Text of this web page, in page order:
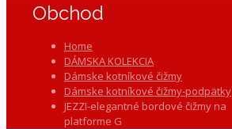
Obchod
Home
DÁMSKA KOLEKCIA
Dámske kotníkové čižmy
Dámske kotníkové čižmy-podpätky
JEZZI-elegantné bordové čižmy na
platforme G